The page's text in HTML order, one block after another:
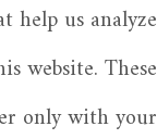
help us analyze
website. These
only with your